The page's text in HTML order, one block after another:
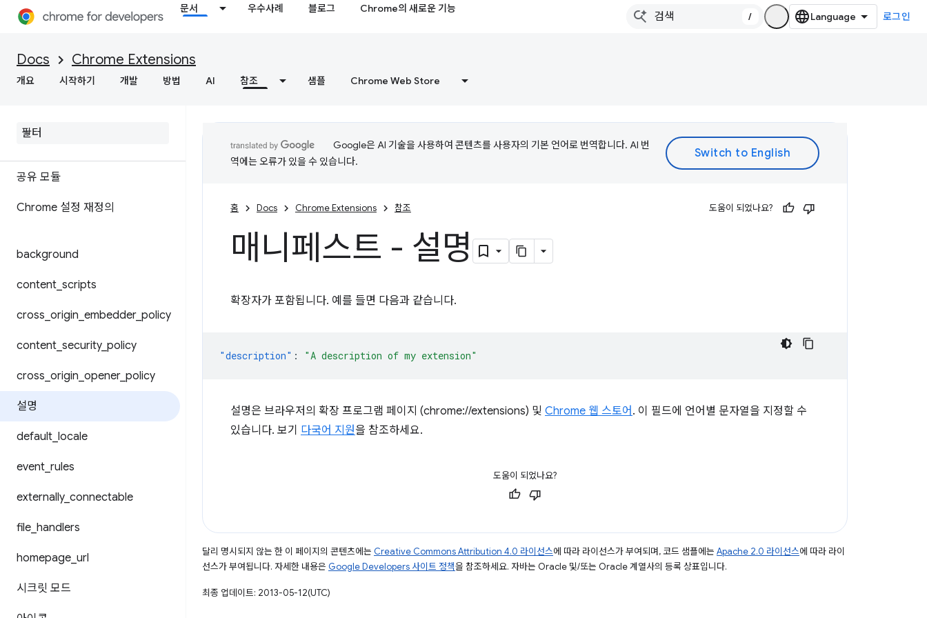
문서 우수사례 블로그 Chrome의 새로운 기능
/ 로그인
Docs Chrome Extensions
개요 시작하기 개발 방법 AI 참조 샘플 Chrome Web Store
공유 모듈
Chrome 설정 재정의
background
content scripts
cross origin embedder_ policy
content security_ policy
cross origin opener_ policy
설명
default locale
event rules
externally_ connectable
file handlers
homepage url
시크릿 모드
Google은 AI 기술을 사용하여 콘텐츠를 사용자의 기본 언어로 번역합니다. AI 번
역에는 오류가 있을 수 있습니다.
홈 Docs Chrome Extensions 참조 도움이 되었나요?
매니페스트 - 설명
확장자가 포함됩니다. 예를 들면 다음과 같습니다.
"description" : "A description of my extension"
설명은 브라우저의 확장 프로그램 페이지 (chrome://extensions) 및 Chrome 웹 스토어 . 이 필드에 언어별 문자열을 지정할 수
있습니다. 보기 다국어 지원을 참조하세요.
도움이 되었나요?
달리 명시되지 않는 한 이 페이지의 콘텐츠에는 Creative Commons Attribution 4.0 라이선스에 따라 라이선스가 부여되며, 코드 샘플에는 Apache 2.0 라이선스에 따라 라이
선스가 부여됩니다. 자세한 내용은 Google Developers 사이트 정책을 참조하세요. 자바는 Oracle 및/또는 Oracle 계열사의 등록 상표입니다.
최종 업데이트: 2013-05-12(UTC)